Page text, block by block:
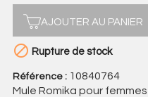
AJOUTER AU PANIER
 Rupture de stock
Référence : 10840764
Mule Romika pour